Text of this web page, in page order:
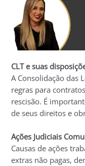
CLT e suas
A Consolidação das
regras para
rescisão. É
de seus direitos e
Ações Judiciais
Causas de ações
extras não pagas,